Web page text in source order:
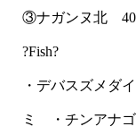
③ナガンヌ北 40
?Fish?
・デバスズメ
ミ ・チンアナ